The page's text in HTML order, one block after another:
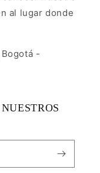
al lugar donde
-